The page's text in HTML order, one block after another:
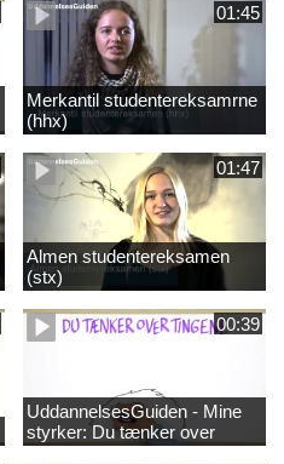
01:45
Merkantil studentereksamrne
(hhx)
01:47
Almen studentereksamen
(stx)
00:39
UddannelsesGuiden - Mine
styrker: Du tænker over
tingene